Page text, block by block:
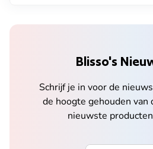
Blisso's
Schrijf je in voor de
de hoogte gehouden van
nieuwste